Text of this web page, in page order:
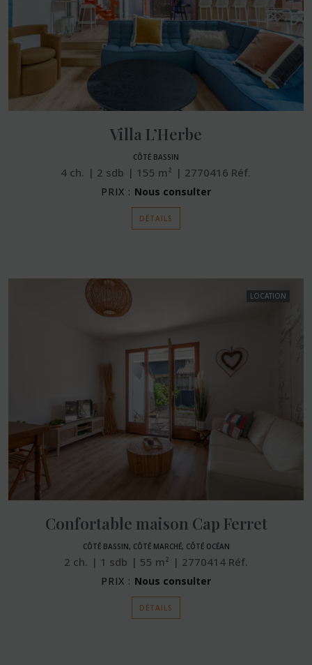
Villa L’Herbe
CÔTÉ BASSIN
4 ch. 2 sdb 155 m² 2770416 Réf.
PRIX : Nous consulter
DÉTAILS
LOCATION
Confortable maison Cap Ferret
CÔTÉ BASSIN, CÔTÉ MARCHÉ, CÔTÉ OCÉAN
2 ch. 1 sdb 55 m² 2770414 Réf.
PRIX : Nous consulter
DÉTAILS